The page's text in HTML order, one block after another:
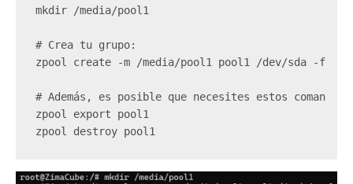
mkdir /media/pool1
# Crea tu grupo:
zpool create -m /media/pool1 pool1 /dev/sda -f
# Además, es posible que necesites estos
zpool export pool1
zpool destroy pool1